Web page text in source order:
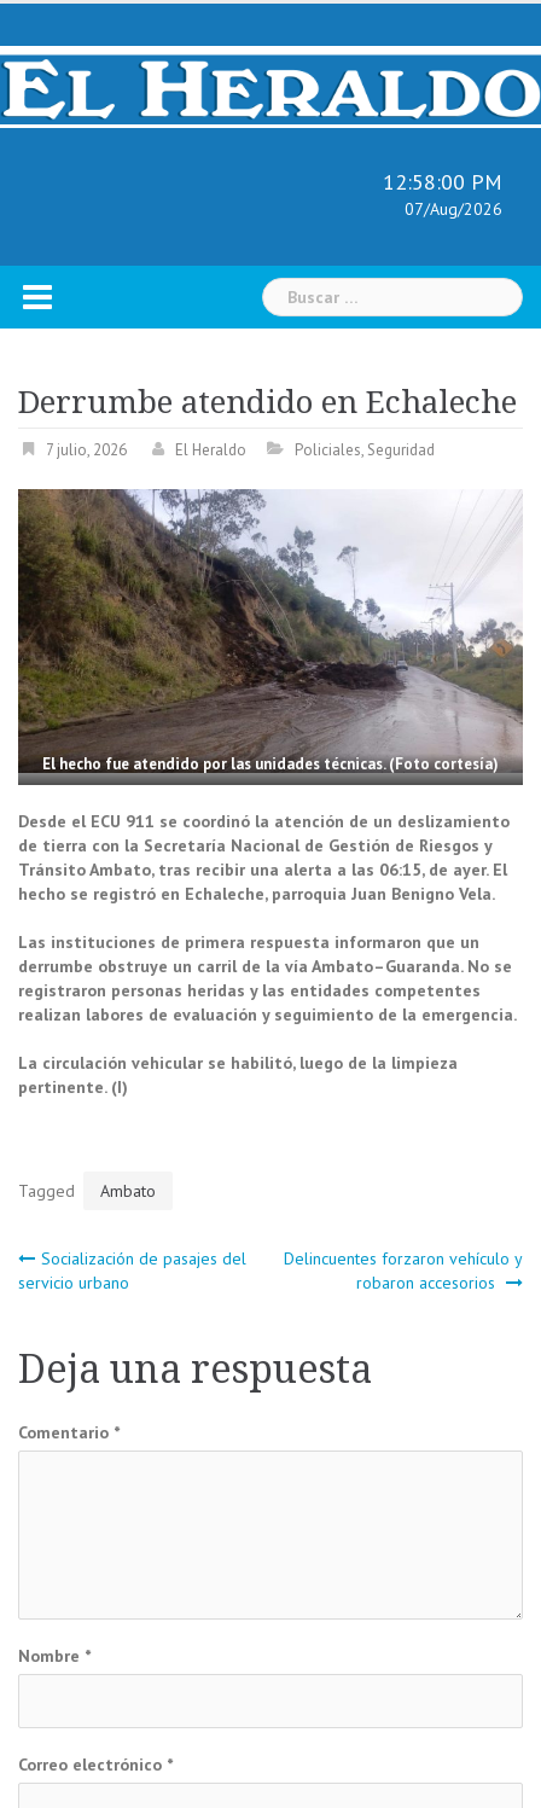
Skip
content
12:58:01 PM
07/Aug/2026
Buscar:
Derrumbe atendido en Echaleche
7 julio, 2026 El Heraldo Policiales, Seguridad
El hecho fue atendido por las unidades técnicas. (Foto cortesía)
Desde el ECU 911 se coordinó la atención de un deslizamiento
de tierra con la Secretaría Nacional de Gestión de Riesgos y
Tránsito Ambato, tras recibir una alerta a las 06:15, de ayer. El
hecho se registró en Echaleche, parroquia Juan Benigno Vela.
Las instituciones de primera respuesta informaron que un
derrumbe obstruye un carril de la vía Ambato–Guaranda. No se
registraron personas heridas y las entidades competentes
realizan labores de evaluación y seguimiento de la emergencia.
La circulación vehicular se habilitó, luego de la limpieza
pertinente. (I)
Tagged Ambato
Navegación
entradas
Socialización de pasajes del
servicio urbano
Delincuentes forzaron vehículo y
robaron accesorios
Deja una respuesta
Comentario *
Nombre *
Correo electrónico *